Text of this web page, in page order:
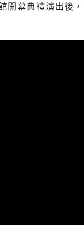
開幕典禮演出後